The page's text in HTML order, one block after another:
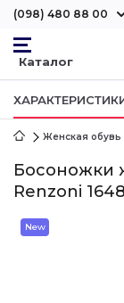
(098) 480 88 00
Женская обувь
Босоножки
Renzoni